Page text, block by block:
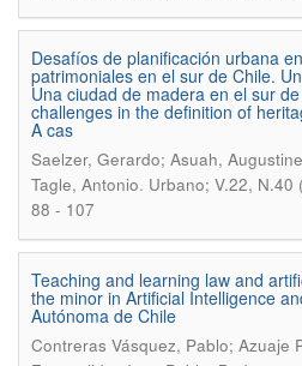
Desafíos de planificación urbana
patrimoniales en el sur de Chile.
Una ciudad de madera en el sur
challenges in the definition of
A cas
Saelzer, Gerardo; Asuah,
Tagle, Antonio. Urbano; V.22, N.40
88 - 107
Teaching and learning law and
the minor in Artificial Intelligence
Autónoma de Chile
Contreras Vásquez, Pablo; Azuaje